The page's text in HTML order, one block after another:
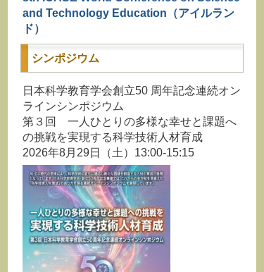
and Technology Education（アイルラン
ド）
シンポジウム
日本科学教育学会創立50 周年記念連続オン
ラインシンポジウム
第３回 一人ひとりの多様な幸せと課題へ
の挑戦を実現する科学技術人材育成
2026年8月29日（土）13:00-15:15